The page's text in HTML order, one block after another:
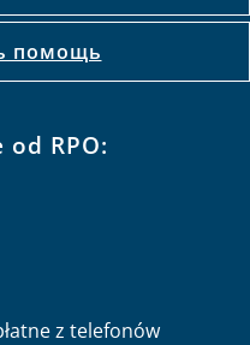
помощь
RPO:
z telefonów